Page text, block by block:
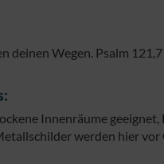
deinen Wegen. Psalm 121,7
Innenräume geeignet,
werden hier